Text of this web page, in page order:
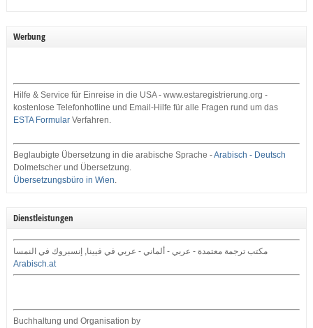
Werbung
Hilfe & Service für Einreise in die USA - www.estaregistrierung.org -
kostenlose Telefonhotline und Email-Hilfe für alle Fragen rund um das
ESTA FormularVerfahren.
Beglaubigte Übersetzung in die arabische Sprache -Arabisch - Deutsch
Dolmetscher und Übersetzung.
Übersetzungsbüro in Wien.
Dienstleistungen
مكتب ترجمة معتمدة - عربي - ألماني - عربي في فيينا, إنسبروك في النمسا
Arabisch.at
Buchhaltung und Organisation by